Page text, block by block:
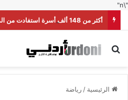
"\n"
بحث عن
الرئيسية /رياضة